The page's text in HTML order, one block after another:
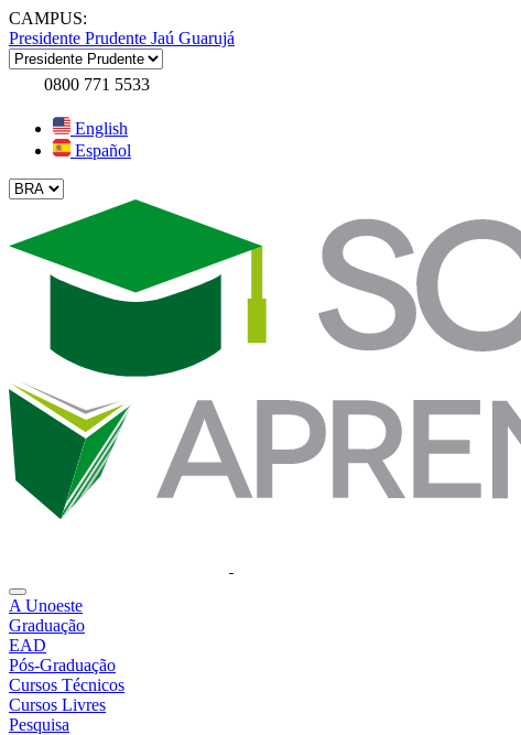
CAMPUS:
Presidente Prudente Jaú Guarujá
0800 771 5533
English
Español
A Unoeste
Graduação
EAD
Pós-Graduação
Cursos Técnicos
Cursos Livres
Pesquisa